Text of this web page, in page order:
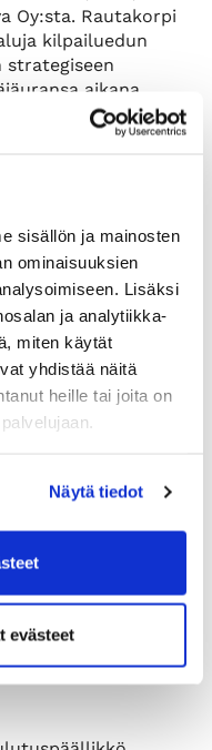
sisällön ja mainosten
ominaisuuksien
Lisäksi
ja analytiikka-
miten käytät
yhdistää näitä
heille tai joita on
Näytä tiedot
evästeet
Oy:sta. Rautakorpi
kilpailuedun
strategiseen
aikana
aina startupeista
Hallitustyötä
koulutuksen
795
jälkikäteen.
jälkeen
perimme